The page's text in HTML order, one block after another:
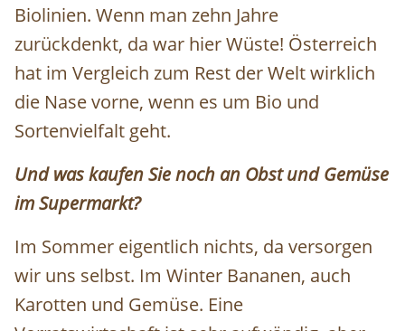
Biolinien. Wenn man zehn Jahre
zurückdenkt, da war hier Wüste! Österreich
hat im Vergleich zum Rest der Welt wirklich
die Nase vorne, wenn es um Bio und
Sortenvielfalt geht.
Und was kaufen Sie noch an Obst und Gemüse
im Supermarkt?
Im Sommer eigentlich nichts, da versorgen
wir uns selbst. Im Winter Bananen, auch
Karotten und Gemüse. Eine